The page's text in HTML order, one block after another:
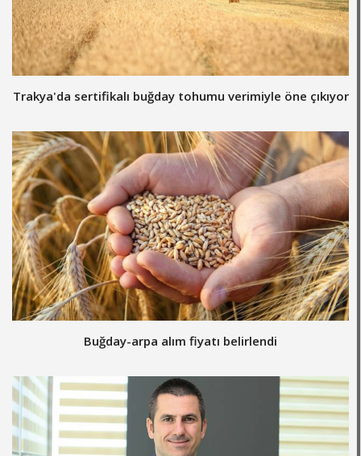
Trakya'da sertifikalı buğday tohumu verimiyle öne çıkıyor
Buğday-arpa alım fiyatı belirlendi